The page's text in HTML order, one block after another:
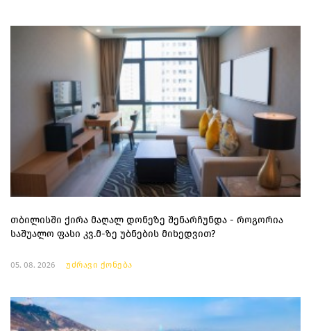
თბილისში ქირა მაღალ დონეზე შენარჩუნდა - როგორია
საშუალო ფასი კვ.მ-ზე უბნების მიხედვით?
05. 08. 2026 უძრავი ქონება